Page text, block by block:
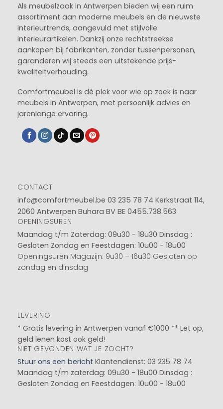
Als meubelzaak in Antwerpen bieden wij een ruim
assortiment aan moderne meubels en de nieuwste
interieurtrends, aangevuld met stijlvolle
interieurartikelen. Dankzij onze rechtstreekse
aankopen bij fabrikanten, zonder tussenpersonen,
garanderen wij steeds een uitstekende prijs-
kwaliteitverhouding.
Comfortmeubel is dé plek voor wie op zoek is naar
meubels in Antwerpen, met persoonlijk advies en
jarenlange ervaring.
CONTACT
info@comfortmeubel.be 03 235 78 74 Kerkstraat 114,
2060 Antwerpen Buhara BV BE 0455.738.563
OPENINGSUREN
Maandag t/m Zaterdag: 09u30 - 18u30 Dinsdag :
Gesloten Zondag en Feestdagen: 10u00 - 18u00
Openingsuren Magazijn: 9u30 – 16u30 Gesloten op
zondag en dinsdag
LEVERING
* Gratis levering in Antwerpen vanaf €1000 ** Let op,
geld lenen kost ook geld!
NIET GEVONDEN WAT JE ZOCHT?
Stuur ons een bericht Klantendienst: 03 235 78 74
Maandag t/m zaterdag: 09u30 - 18u00 Dinsdag :
Gesloten Zondag en Feestdagen: 10u00 - 18u00